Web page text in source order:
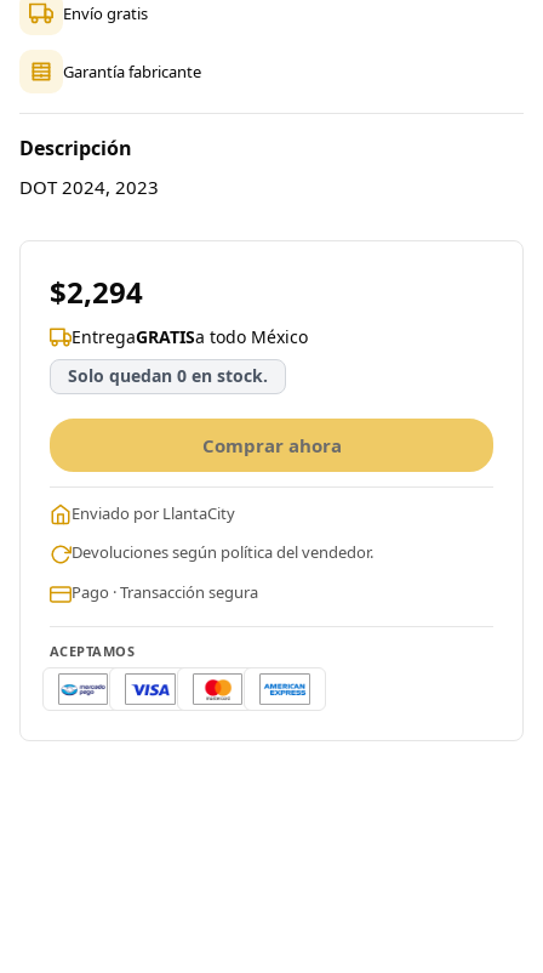
Envío gratis
Garantía fabricante
Descripción
DOT 2024, 2023
$2,294
EntregaGRATISa todo México
Solo quedan 0 en stock.
Comprar ahora
Enviado por LlantaCity
Devoluciones según política del vendedor.
Pago · Transacción segura
ACEPTAMOS